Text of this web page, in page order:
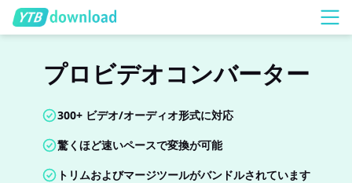
プロビデオコンバーター
300+ ビデオ/オーディオ形式に対応
驚くほど速いペースで変換が可能
トリムおよびマージツールがバンドルされています